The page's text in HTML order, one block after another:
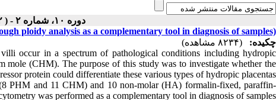
دوره ۱۰، شماره ۲ - ( ۱۲-۱۳۹۷ )
ploidy analysis as a complementary tool in diagnosis of samples)
چکیده:
(۸۲۳۴ مشاهده)
occur in a spectrum of pathological conditions including hydropic
(CHM). The purpose of this study was to investigate whether the
protein could differentiate these various types of hydropic placentas.
PHM and 11 CHM) and 10 non-molar (HA) formalin-fixed, paraffin-
was performed as a complementary tool in diagnosis of samples.